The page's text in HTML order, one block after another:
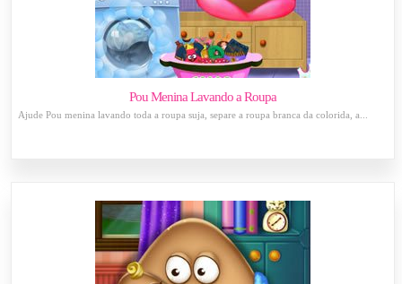
Pou Menina Lavando a Roupa
Ajude Pou menina lavando toda a roupa suja, separe a roupa branca da colorida, a...